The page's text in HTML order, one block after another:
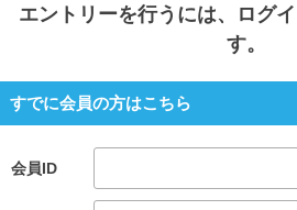
エントリーを行うには、ログ
す。
すでに会員の方はこちら
会員ID